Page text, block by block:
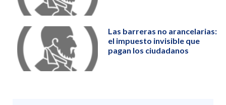
Las barreras no arancelarias:
el impuesto invisible que
pagan los ciudadanos